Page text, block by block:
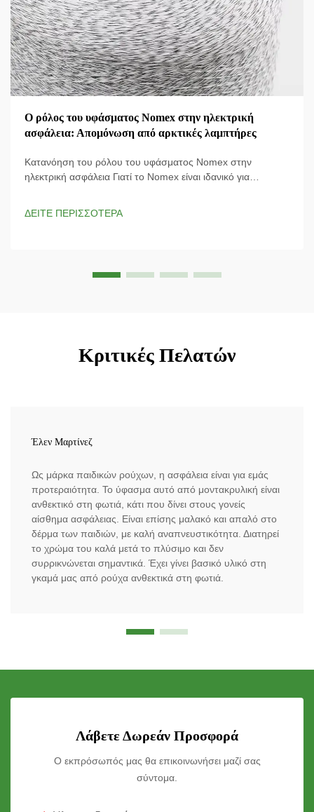
Ο ρόλος του υφάσματος Nomex στην ηλεκτρική
ασφάλεια: Απομόνωση από αρκτικές λαμπτήρες
Κατανόηση του ρόλου του υφάσματος Nomex στην
ηλεκτρική ασφάλεια Γιατί το Nomex είναι ιδανικό για
ΔΕΙΤΕ ΠΕΡΙΣΣΟΤΕΡΑ
Κριτικές Πελατών
Έλεν Μαρτίνεζ
Ως μάρκα παιδικών ρούχων, η ασφάλεια είναι για εμάς
προτεραιότητα. Το ύφασμα αυτό από μοντακρυλική είναι
ανθεκτικό στη φωτιά, κάτι που δίνει στους γονείς
αίσθημα ασφάλειας. Είναι επίσης μαλακό και απαλό στο
δέρμα των παιδιών, με καλή αναπνευστικότητα. Διατηρεί
το χρώμα του καλά μετά το πλύσιμο και δεν
συρρικνώνεται σημαντικά. Έχει γίνει βασικό υλικό στη
γκαμά μας από ρούχα ανθεκτικά στη φωτιά.
Λάβετε Δωρεάν Προσφορά
Ο εκπρόσωπός μας θα επικοινωνήσει μαζί σας
σύντομα.